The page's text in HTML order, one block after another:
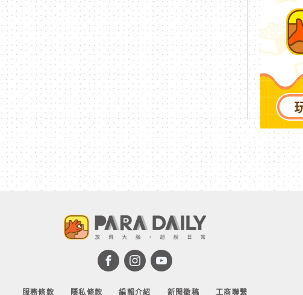
服務條款 隱私條款 編輯介紹 新聞徵稿 工商聯繫